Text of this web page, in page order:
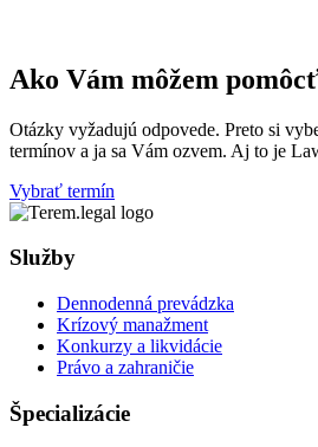
Ako Vám môžem
Otázky vyžadujú odpovede. Preto si
termínov a ja sa Vám ozvem. Aj to je
Vybrať termín
Služby
Dennodenná prevádzka
Krízový manažment
Konkurzy a likvidácie
Právo a zahraničie
Špecializácie